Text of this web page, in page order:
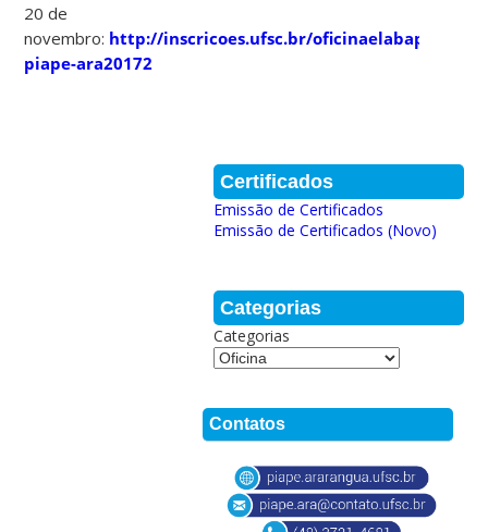
20 de
novembro: http://inscricoes.ufsc.br/
piape-ara20172
Certificados
Emissão de Certificados
Emissão de Certificados (Novo)
Categorias
Categorias
Contatos